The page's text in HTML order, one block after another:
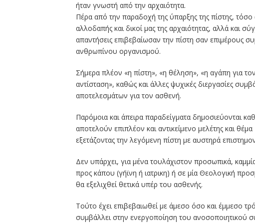
ήταν γνωστή από την αρχαιότητα.
Πέρα από την παραδοχή της ύπαρξης της πίστης,
αλλοδαπής και δικοί μας της αρχαιότητας, αλλά και
απαντήσεις επιβεβαίωσαν την πίστη σαν επιμέρους
ανθρωπίνου οργανισμού.
Σήμερα πλέον «η πίστη», «η θέληση», «η αγάπη για
αντίσταση», καθώς και άλλες ψυχικές διεργασίες
αποτελεσμάτων για τον ασθενή.
Παρόμοια και άπειρα παραδείγματα δημοσιεύονται
αποτελούν επιπλέον και αντικείμενο μελέτης και
εξετάζοντας την λεγόμενη πίστη με αυστηρά
Δεν υπάρχει, για μένα τουλάχιστον προσωπικά,
προς κάπου (γήϊνη ή ιατρικη) ή σε μία Θεολογική
θα εξελιχθεί θετικά υπέρ του ασθενής.
Τούτο έχει επιβεβαιωθεί με άμεσο όσο και έμμεσο
συμβάλλει στην ενεργοποίηση του